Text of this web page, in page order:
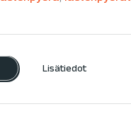
Lisätiedot